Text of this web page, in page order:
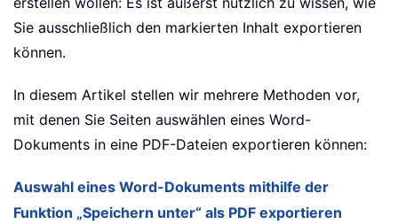
Sie ausschließlich den markierten Inhalt exportieren
können.
In diesem Artikel stellen wir mehrere Methoden vor,
mit denen Sie Seiten auswählen eines Word-
Dokuments in eine PDF-Dateien exportieren können:
Auswahl eines Word-Dokuments mithilfe der
Funktion „Speichern unter“ als PDF exportieren